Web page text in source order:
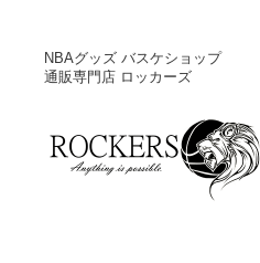
NBAグッズ バスケショップ
通販専門店 ロッカーズ